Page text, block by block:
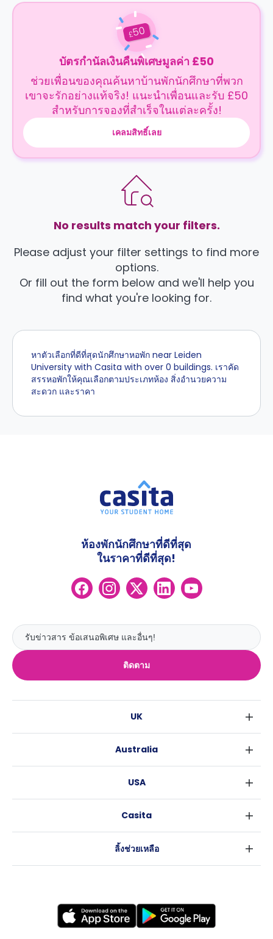
£50
บัตรกำนัลเงินคืนพิเศษมูลค่า £50
ช่วยเพื่อนของคุณค้นหาบ้านพักนักศึกษาที่พวก
เขาจะรักอย่างแท้จริง! แนะนำเพื่อนและรับ £50
สำหรับการจองที่สำเร็จในแต่ละครั้ง!
เคลมสิทธิ์เลย
No results match your filters.
Please adjust your filter settings to find more
options.
Or fill out the form below and we'll help you
find what you're looking for.
หาตัวเลือกที่ดีที่สุดนักศึกษาหอพัก near Leiden
University with Casita with over 0 buildings. เราคัด
สรรหอพักให้คุณเลือกตามประเภทห้อง สิ่งอำนวยความ
สะดวก และราคา
ติดตาม
ห้องพักนักศึกษาที่ดีที่สุด
ในราคาที่ดีที่สุด!
UK
เอดินเบอระ
ลีดส์
โคเวนทรี
เลสเตอร์
Australia
บริสเบน
อะเดลายด์
USA
แอตแลนตา
Casita
ลิ้งช่วยเหลือ